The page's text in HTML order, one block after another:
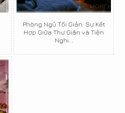
Phòng Ngủ Tối Giản: Sự Kết
Hợp Giữa Thư Giãn và Tiện
Nghi...